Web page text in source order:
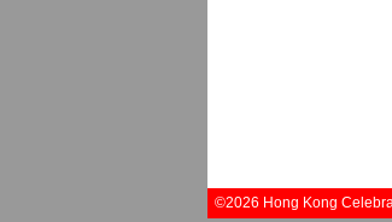
©2026 Hong Kong